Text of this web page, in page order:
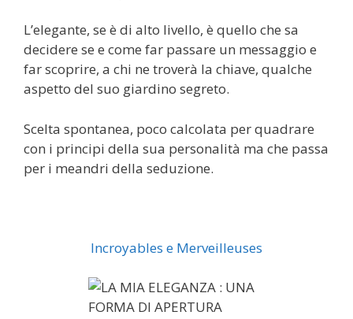
L’elegante, se è di alto livello, è quello che sa
decidere se e come far passare un messaggio e
far scoprire, a chi ne troverà la chiave, qualche
aspetto del suo giardino segreto.
Scelta spontanea, poco calcolata per quadrare
con i principi della sua personalità ma che passa
per i meandri della seduzione.
Incroyables e Merveilleuses